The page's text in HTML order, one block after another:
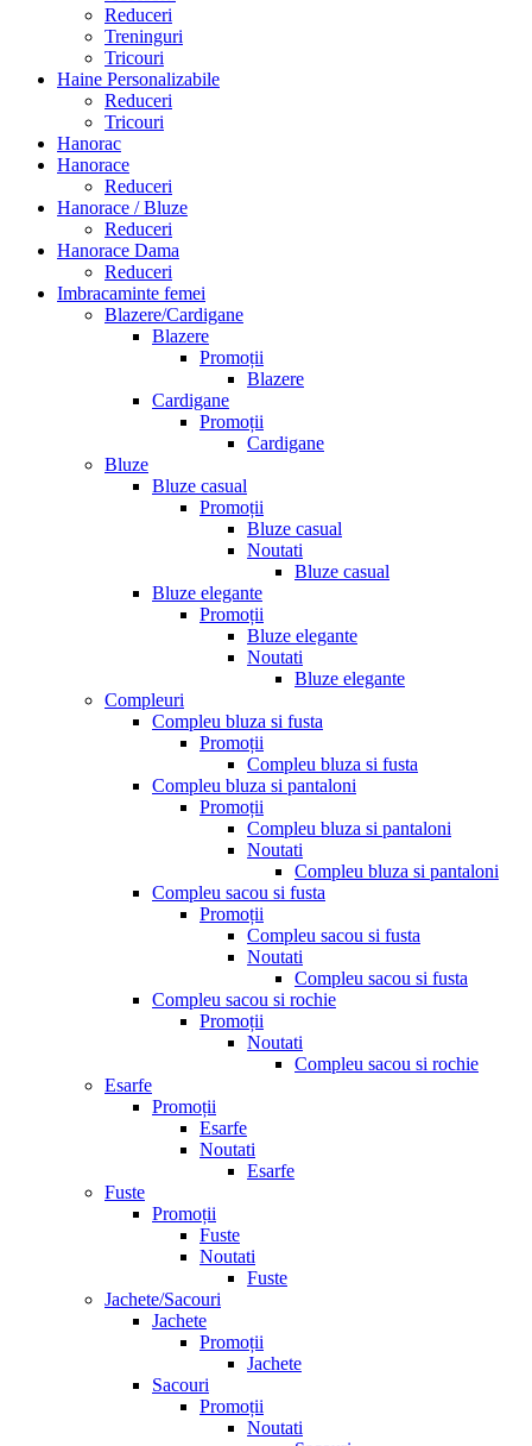
Reduceri
Treninguri
Tricouri
Haine Personalizabile
Reduceri
Tricouri
Hanorac
Hanorace
Reduceri
Hanorace / Bluze
Reduceri
Hanorace Dama
Reduceri
Imbracaminte femei
Blazere/Cardigane
Blazere
Promoții
Blazere
Cardigane
Promoții
Cardigane
Bluze
Bluze casual
Promoții
Bluze casual
Noutati
Bluze casual
Bluze elegante
Promoții
Bluze elegante
Noutati
Bluze elegante
Compleuri
Compleu bluza si fusta
Promoții
Compleu bluza si fusta
Compleu bluza si pantaloni
Promoții
Compleu bluza si pantaloni
Noutati
Compleu bluza si pantaloni
Compleu sacou si fusta
Promoții
Compleu sacou si fusta
Noutati
Compleu sacou si fusta
Compleu sacou si rochie
Promoții
Noutati
Compleu sacou si rochie
Esarfe
Promoții
Esarfe
Noutati
Esarfe
Fuste
Promoții
Fuste
Noutati
Fuste
Jachete/Sacouri
Jachete
Promoții
Jachete
Sacouri
Promoții
Noutati